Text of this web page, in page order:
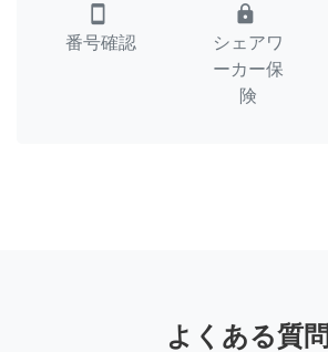
smartphone
番号確認
lock
シェアワ
ーカー保
険
よくある質問